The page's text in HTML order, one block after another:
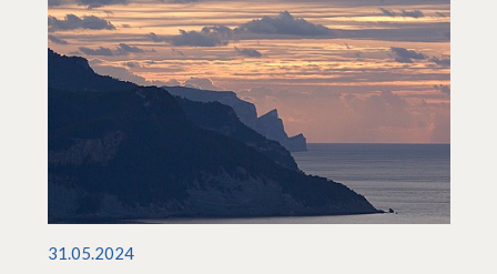
31.05.2024